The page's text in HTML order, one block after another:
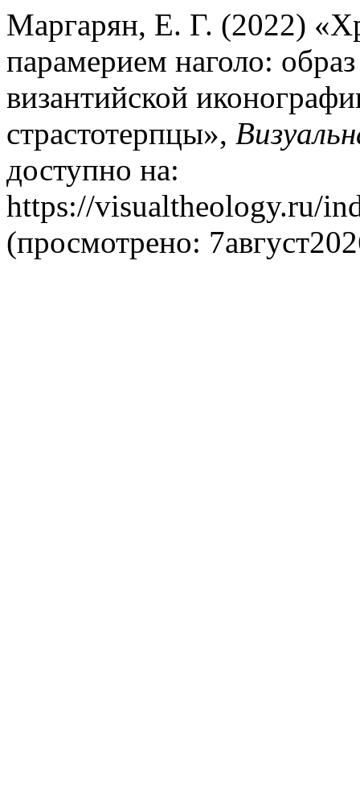
Маргарян, Е. Г. (2022)
парамерием наголо:
византийской
страстотерпцы»,
доступно на:
https://visualtheology.ru/
(просмотрено: